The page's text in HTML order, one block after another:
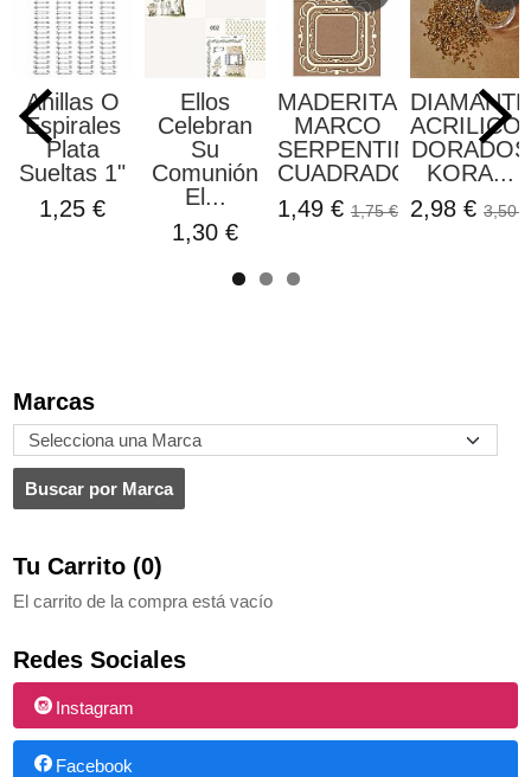
Marcas
Tu Carrito (0)
El carrito de la compra está vacío
Redes Sociales
Instagram
Facebook
Anillas O
Espirales
Plata
Sueltas 1"
1,25 €
Ellos
Celebran
Su
Comunión
El...
1,30 €
MADERITAS
MARCO
SERPENTIN
CUADRADO...
1,49 € 1,75 €
DORADOS
KORA...
2,98 € 3,50 €